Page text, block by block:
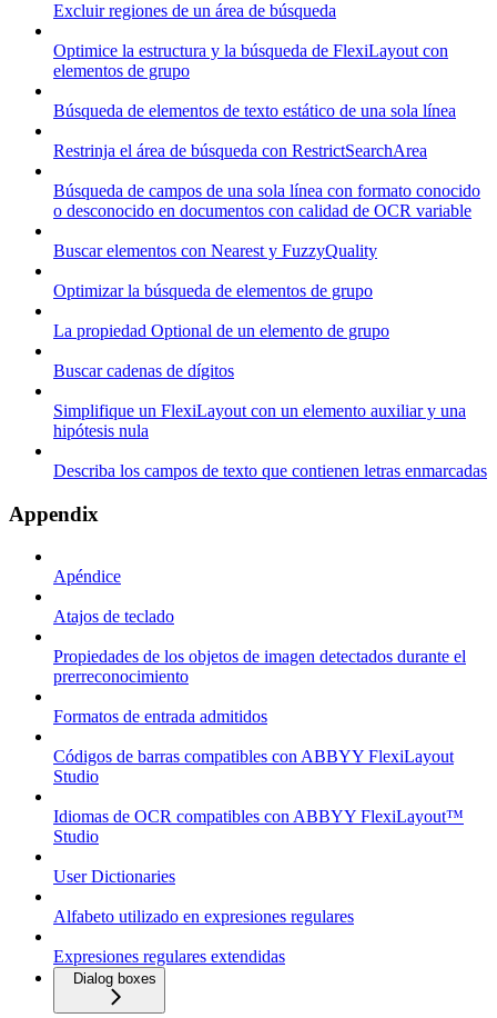
Excluir regiones de un área de búsqueda
Optimice la estructura y la búsqueda de FlexiLayout con
elementos de grupo
Búsqueda de elementos de texto estático de una sola línea
Restrinja el área de búsqueda con RestrictSearchArea
Búsqueda de campos de una sola línea con formato conocido
o desconocido en documentos con calidad de OCR variable
Buscar elementos con Nearest y FuzzyQuality
Optimizar la búsqueda de elementos de grupo
La propiedad Optional de un elemento de grupo
Buscar cadenas de dígitos
Simplifique un FlexiLayout con un elemento auxiliar y una
hipótesis nula
Describa los campos de texto que contienen letras enmarcadas
Appendix
Apéndice
Atajos de teclado
Propiedades de los objetos de imagen detectados durante el
prerreconocimiento
Formatos de entrada admitidos
Códigos de barras compatibles con ABBYY FlexiLayout
Studio
Idiomas de OCR compatibles con ABBYY FlexiLayout™
Studio
User Dictionaries
Alfabeto utilizado en expresiones regulares
Expresiones regulares extendidas
Dialog boxes